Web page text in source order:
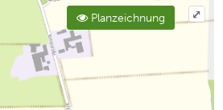
Planzeichnung ⤢